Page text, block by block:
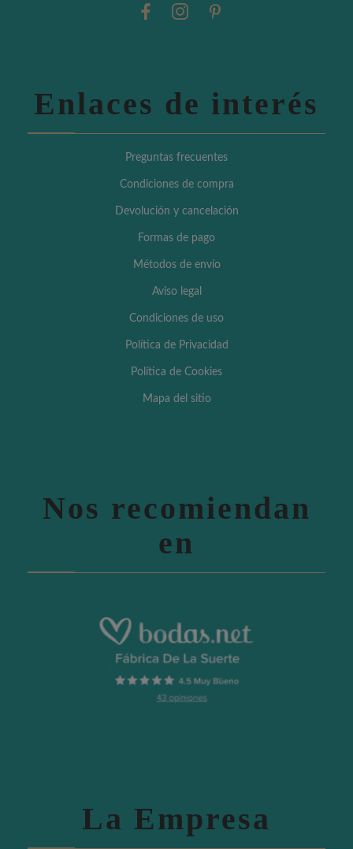
Enlaces de interés
Preguntas frecuentes
Condiciones de compra
Devolución y cancelación
Formas de pago
Métodos de envío
Aviso legal
Condiciones de uso
Política de Privacidad
Política de Cookies
Mapa del sitio
Nos recomiendan
en
La Empresa